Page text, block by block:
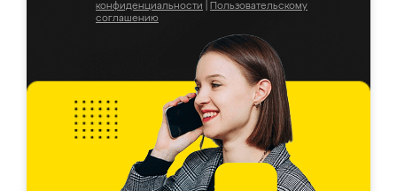
конфиденциальности
Пользовательскому
соглашению